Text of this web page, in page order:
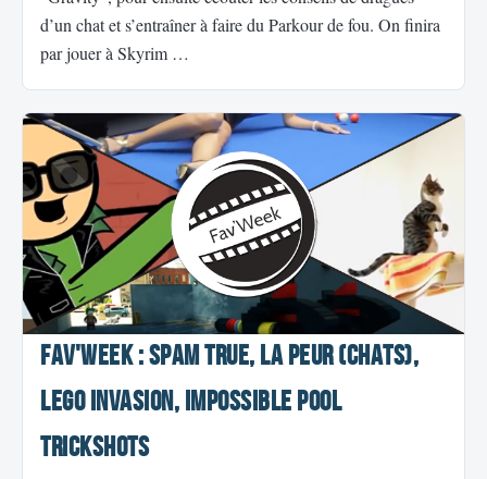
d’un chat et s’entraîner à faire du Parkour de fou. On finira
par jouer à Skyrim …
Fav'Week : Spam true, La peur (chats),
LEGO invasion, Impossible Pool
Trickshots